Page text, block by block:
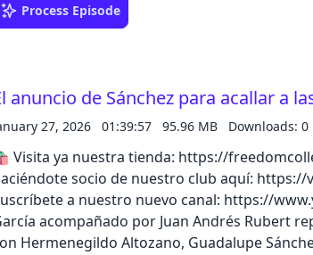
de iVoox, o descubre todo el catálogo de iVoox
Process Episode
anuncio de Sánchez para acallar a
27, 2026 01:39:57 95.96 MB Downloads: 0
Visita ya nuestra tienda: https://freedomcollection.es
socio de nuestro club aquí: https://
a nuestro nuevo canal: https://
acompañado por Juan Andrés Rubert
Hermenegildo Altozano, Guadalupe